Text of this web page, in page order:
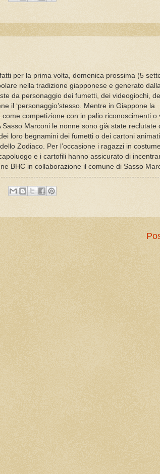
per la prima volta, domenica prossima (5
nella tradizione giapponese e generato
da personaggio dei fumetti, dei videogiochi,
il ‘personaggio’stesso. Mentre in Giappone la
competizione con in palio riconoscimenti o
Marconi le nonne sono già state reclutate
loro begnamini dei fumetti o dei cartoni
Zodiaco. Per l’occasione i ragazzi in
e i cartofili hanno assicurato di
BHC in collaborazione il comune di Sasso